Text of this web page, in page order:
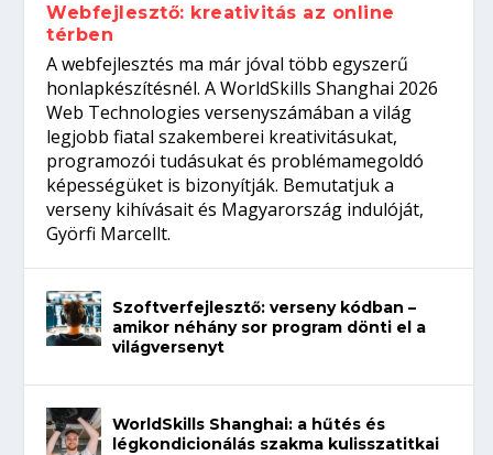
Webfejlesztő: kreativitás az online
térben
A webfejlesztés ma már jóval több egyszerű
honlapkészítésnél. A WorldSkills Shanghai 2026
Web Technologies versenyszámában a világ
legjobb fiatal szakemberei kreativitásukat,
programozói tudásukat és problémamegoldó
képességüket is bizonyítják. Bemutatjuk a
verseny kihívásait és Magyarország indulóját,
Györfi Marcellt.
Szoftverfejlesztő: verseny kódban –
amikor néhány sor program dönti el a
világversenyt
WorldSkills Shanghai: a hűtés és
légkondicionálás szakma kulisszatitkai